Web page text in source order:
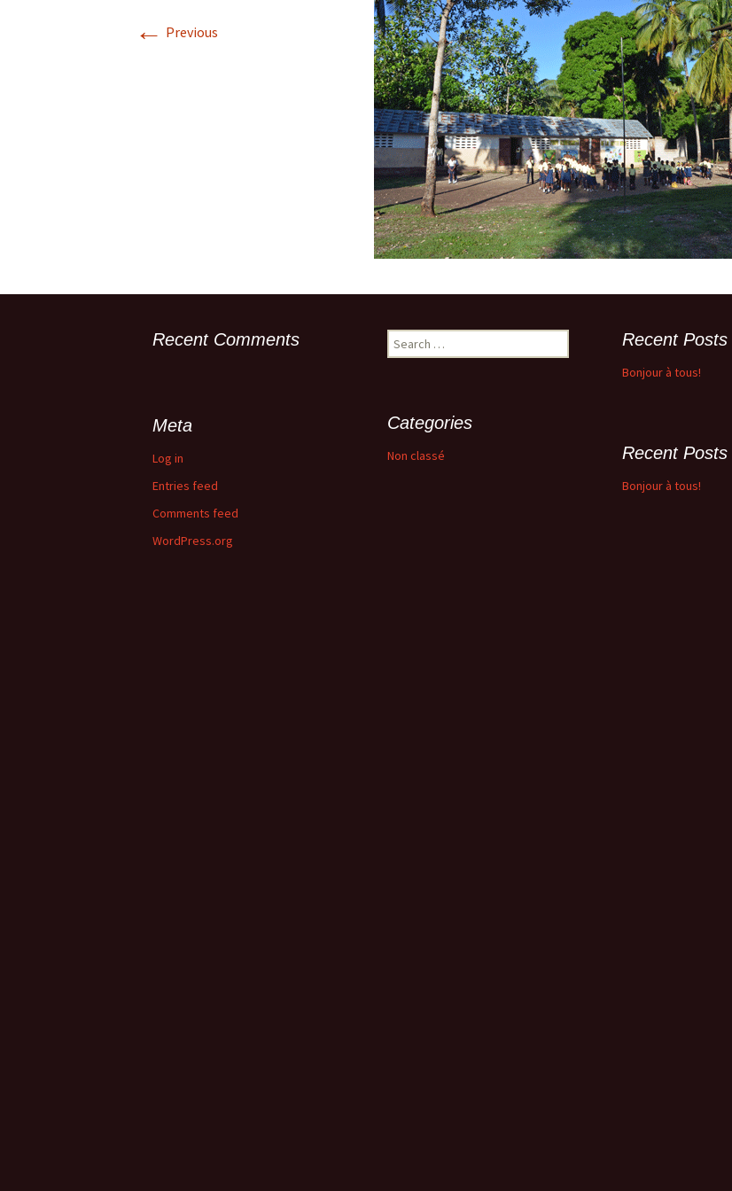
Galerie photo \”Côte de
Newsletter 8 – Déc 2014
Newsletter 9 – Oct 2015
Newsletter 10 – Déc 2015
Newsletter 11 – AG
d’avril-2016
Newsletter 12 – Fév 2019
← Previous
Recent Comments
Search
for:
Recent Posts
Bonjour à tous!
Categories
Non classé
Meta
Log in
Entries feed
Comments feed
WordPress.org
Recent Posts
Bonjour à tous!